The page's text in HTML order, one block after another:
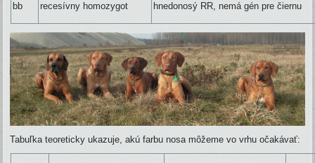
bb recesívny homozygot hnedonosý RR, nemá gén pre čiernu
Tabuľka teoreticky ukazuje, akú farbu nosa môžeme vo vrhu očakávať: